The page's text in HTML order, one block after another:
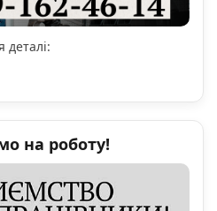
деталі:
на роботу!